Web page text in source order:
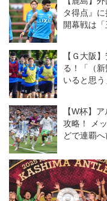
は全部、自分たちに回っ
る」
タ得点』
開幕戦は「
【Ｇ大阪
る！「（
いると思
【W杯】
攻略！ メ
どで連覇へ